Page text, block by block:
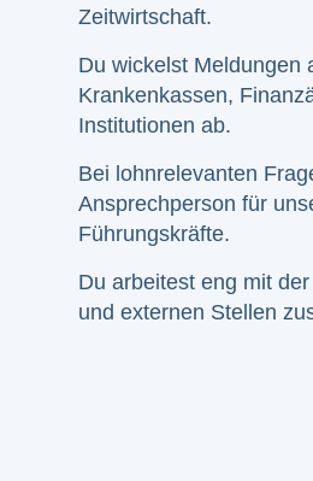
Zeitwirtschaft.
Du wickelst Meldungen
Krankenkassen,
Institutionen ab.
Bei lohnrelevanten
Ansprechperson für
Führungskräfte.
Du arbeitest eng mit
und externen Stellen